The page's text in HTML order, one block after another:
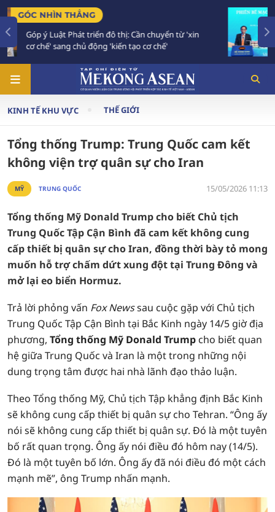
từ 'xin
Bế mạc Hội nghị Ngoại giao 33: Đối ngoại
vào giai đoạn hành động mới
KINH TẾ KHU VỰC THẾ GIỚI
Tổng thống Trump: Trung Quốc cam kết
không viện trợ quân sự cho Iran
MỸ TRUNG QUỐC 15/05/2026 11:13
Tổng thống Mỹ Donald Trump cho biết Chủ tịch
Trung Quốc Tập Cận Bình đã cam kết không cung
cấp thiết bị quân sự cho Iran, đồng thời bày tỏ mong
muốn hỗ trợ chấm dứt xung đột tại Trung Đông và
mở lại eo biển Hormuz.
Trả lời phỏng vấn Fox Newssau cuộc gặp với Chủ tịch
Trung Quốc Tập Cận Bình tại Bắc Kinh ngày 14/5 giờ địa
phương, Tổng thống Mỹ Donald Trump cho biết quan
hệ giữa Trung Quốc và Iran là một trong những nội
dung trọng tâm được hai nhà lãnh đạo thảo luận.
Theo Tổng thống Mỹ, Chủ tịch Tập khẳng định Bắc Kinh
sẽ không cung cấp thiết bị quân sự cho Tehran. “Ông ấy
nói sẽ không cung cấp thiết bị quân sự. Đó là một tuyên
bố rất quan trọng. Ông ấy nói điều đó hôm nay (14/5).
Đó là một tuyên bố lớn. Ông ấy đã nói điều đó một cách
mạnh mẽ”, ông Trump nhấn mạnh.